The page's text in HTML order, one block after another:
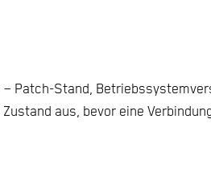
Patch-Stand,
aus, bevor eine